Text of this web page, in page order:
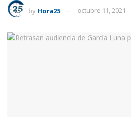
by Hora25 octubre 11, 2021